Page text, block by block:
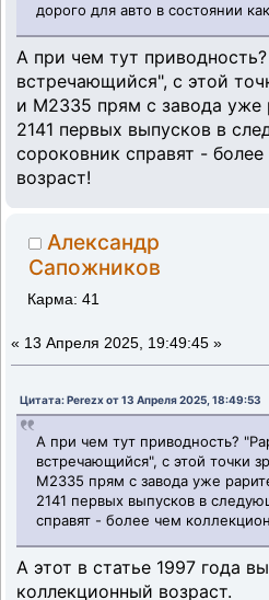
дорого для авто в состоянии
А при чем тут
встречающийся", с этой
и М2335 прям с завода уже
2141 первых выпусков в
сороковник справят -
возраст!
Александр
Сапожников
Карма: 41
« 13 Апреля 2025, 19:49:45 »
Цитата: Perezx от 13 Апреля 2025, 18:49:53
А при чем тут приводность?
встречающийся", с этой точки
М2335 прям с завода уже
2141 первых выпусков в
справят - более чем
А этот в статье 1997 года
коллекционный возраст.